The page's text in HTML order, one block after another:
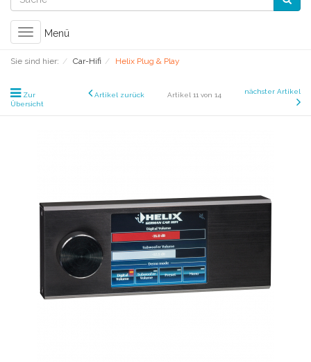
Toggle
navigation
Menü
Sie sind hier: Car-Hifi Helix Plug & Play
Zur
Übersicht
Artikel zurück Artikel 11 von 14 nächster Artikel